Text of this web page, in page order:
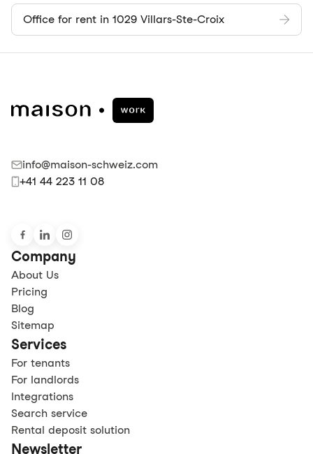
Office for rent in 1029 Villars-Ste-Croix
info@maison-schweiz.com
+41 44 223 11 08
Company
About Us
Pricing
Blog
Sitemap
Services
For tenants
For landlords
Integrations
Search service
Rental deposit solution
Newsletter